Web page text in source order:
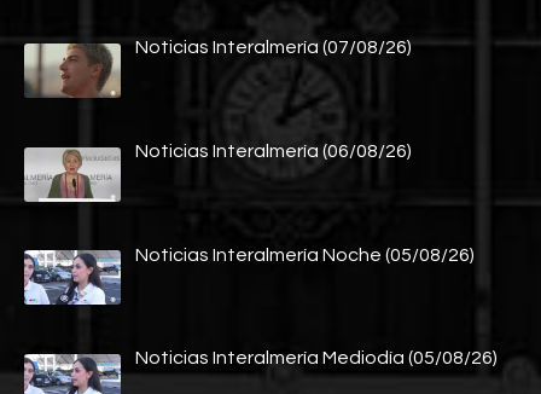
Noticias Interalmería (07/08/26)
Noticias Interalmería (06/08/26)
Noticias Interalmería Noche (05/08/26)
Noticias Interalmería Mediodía (05/08/26)